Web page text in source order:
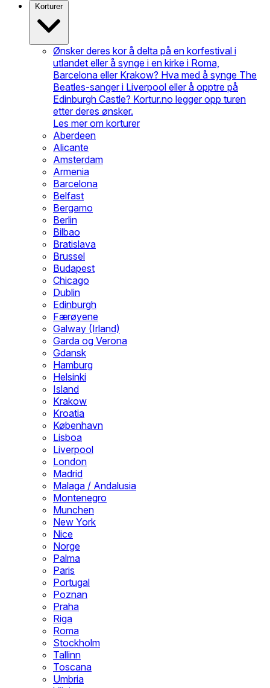
Korturer
Ønsker deres kor å delta på en korfestival i
utlandet eller å synge i en kirke i Roma,
Barcelona eller Krakow? Hva med å synge The
Beatles-sanger i Liverpool eller å opptre på
Edinburgh Castle? Kortur.no legger opp turen
etter deres ønsker.
Les mer om korturer
Aberdeen
Alicante
Amsterdam
Armenia
Barcelona
Belfast
Bergamo
Berlin
Bilbao
Bratislava
Brussel
Budapest
Chicago
Dublin
Edinburgh
Færøyene
Galway (Irland)
Garda og Verona
Gdansk
Hamburg
Helsinki
Island
Krakow
Kroatia
København
Lisboa
Liverpool
London
Madrid
Malaga / Andalusia
Montenegro
Munchen
New York
Nice
Norge
Palma
Paris
Portugal
Poznan
Praha
Riga
Roma
Stockholm
Tallinn
Toscana
Umbria